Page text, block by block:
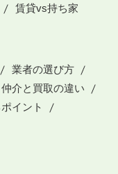
賃貸vs持ち家
業者の選び方
仲介と買取の違い
イント